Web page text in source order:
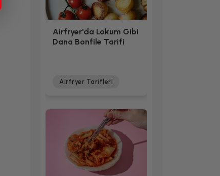
Airfryer'da Lokum Gibi
Dana Bonfile Tarifi
Airfryer Tarifleri